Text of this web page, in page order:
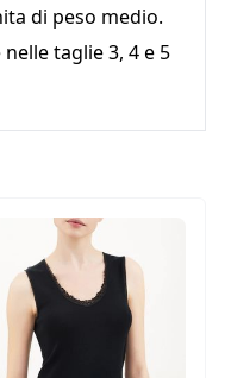
di peso medio.
taglie 3, 4 e 5